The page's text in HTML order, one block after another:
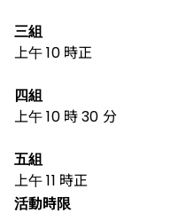
三組
上午 10 時正
四組
上午 10 時 30 分
五組
上午 11 時正
活動時限